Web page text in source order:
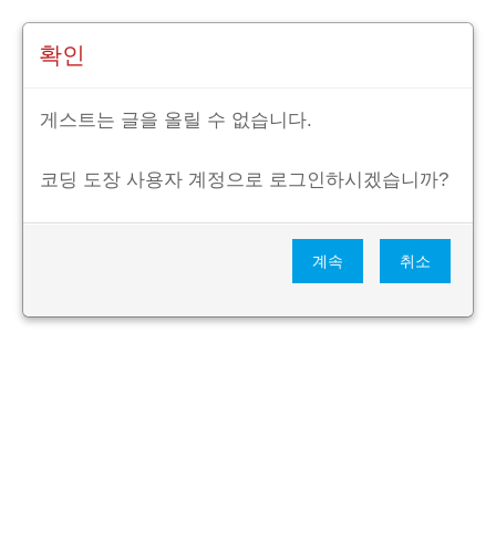
확인
게스트는 글을 올릴 수 없습니다.
코딩 도장 사용자 계정으로 로그인하시겠습니까?